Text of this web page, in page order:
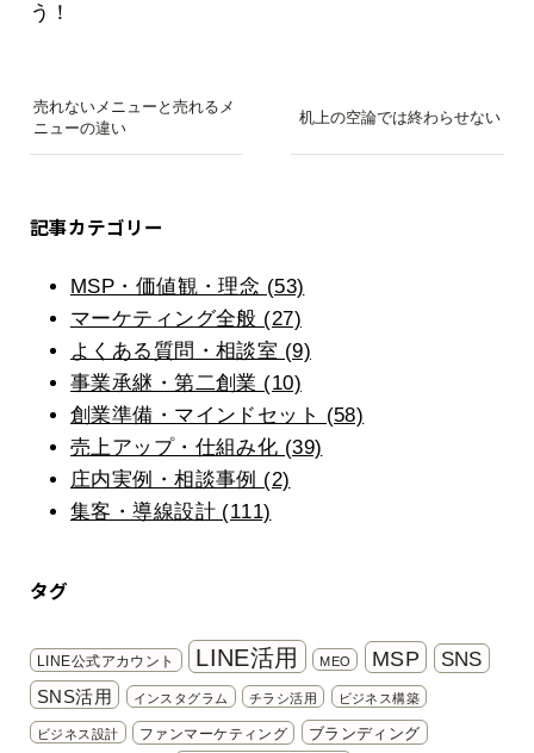
う！
売れないメニューと売れるメ
ニューの違い
机上の空論では終わらせない
記事カテゴリー
MSP・価値観・理念 (53)
マーケティング全般 (27)
よくある質問・相談室 (9)
事業承継・第二創業 (10)
創業準備・マインドセット (58)
売上アップ・仕組み化 (39)
庄内実例・相談事例 (2)
集客・導線設計 (111)
タグ
LINE公式アカウント LINE活用 MEO MSP SNS
SNS活用 インスタグラム チラシ活用 ビジネス構築
ビジネス設計 ファンマーケティング ブランディング